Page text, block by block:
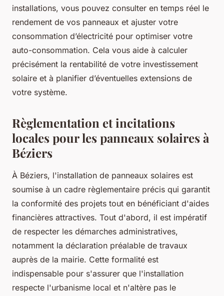
installations, vous pouvez consulter en temps réel le
rendement de vos panneaux et ajuster votre
consommation d’électricité pour optimiser votre
auto-consommation. Cela vous aide à calculer
précisément la rentabilité de votre investissement
solaire et à planifier d’éventuelles extensions de
votre système.
Règlementation et incitations
locales pour les panneaux solaires à
Béziers
À Béziers, l'installation de panneaux solaires est
soumise à un cadre règlementaire précis qui garantit
la conformité des projets tout en bénéficiant d'aides
financières attractives. Tout d'abord, il est impératif
de respecter les démarches administratives,
notamment la déclaration préalable de travaux
auprès de la mairie. Cette formalité est
indispensable pour s'assurer que l'installation
respecte l'urbanisme local et n'altère pas le